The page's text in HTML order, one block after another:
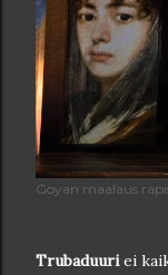
Goyan maalaus
Trubaduuriei